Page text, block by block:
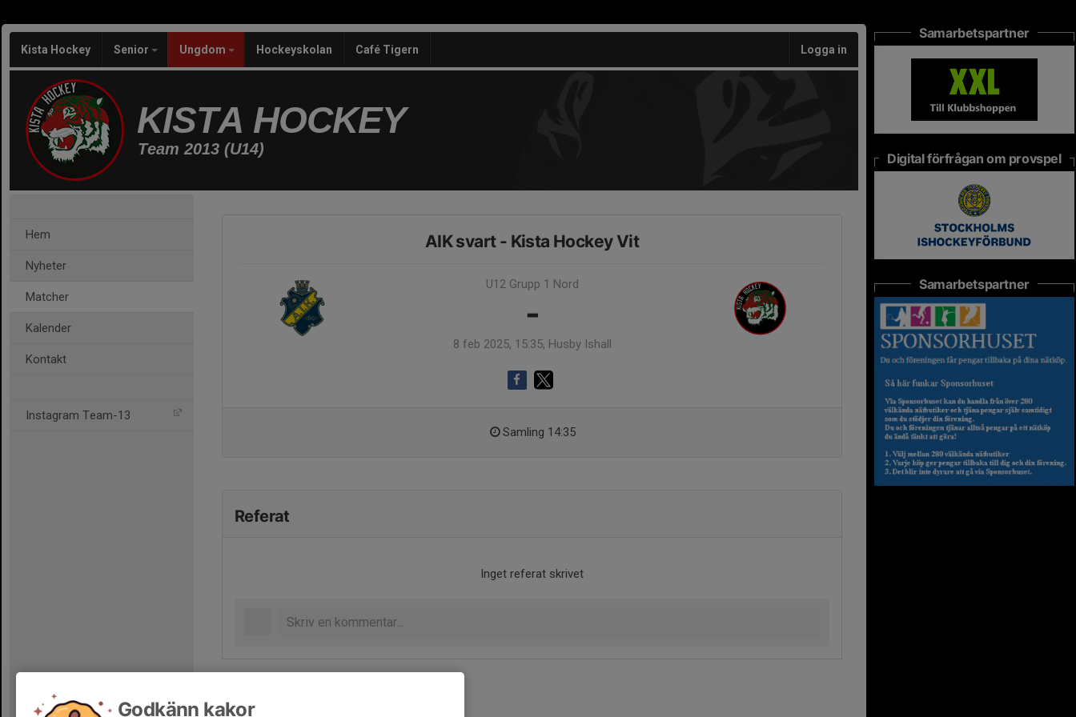
Kista Hockey Senior Ungdom Hockeyskolan Café Tigern Logga in
KISTA HOCKEY
Team 2013 (U14)
Hem
Nyheter
Matcher
Kalender
Kontakt
Instagram Team-13
AIK svart - Kista Hockey Vit
U12 Grupp 1 Nord
-
8 feb 2025, 15:35, Husby Ishall
Samling 14:35
Referat
Inget referat skrivet
Samarbetspartner
Digital förfrågan om provspel
Samarbetspartner
Godkänn kakor